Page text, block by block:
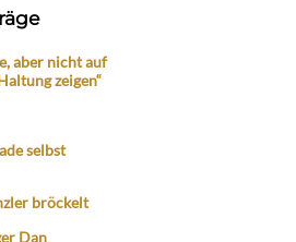
aber nicht auf
zeigen“
selbst
bröckelt
Dan